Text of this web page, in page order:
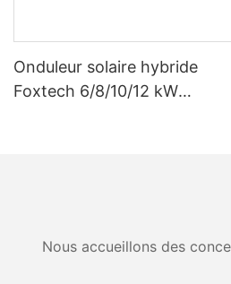
Onduleur solaire hybride
Foxtech 6/8/10/12 kW
Nous accueillons des